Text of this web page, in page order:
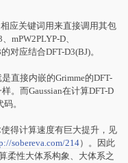
应关键词用来直接调用其包
mPW2PLYP-D、
的对应结合DFT-D3(BJ)。
直接内嵌的Grimme的DFT-
。而Gaussian在计算DFT-D
。
得计算速度有巨大提升，见
sobereva.com/214）。因此
柔性大体系构象、大体系之